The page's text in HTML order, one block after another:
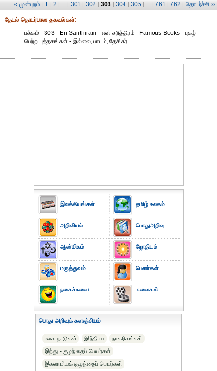
‹‹ முன்புறம் | 1 | 2 | ... | 301 | 302 | 303 | 304 | 305 | ... | 761 | 762 | தொடர்ச்சி ››
தேட‌ல் தொட‌ர்பான தகவ‌ல்க‌ள்:
பக்கம் - 303 - En Sarithiram - என் சரித்திரம் - Famous Books - புகழ்
பெற்ற புத்தகங்கள் - இல்லை, பாடம், தேசிகர்
இலக்கியங்கள்
அறிவியல்
ஆன்மிகம்
மருத்துவம்
நகைச்சுவை
தமிழ் உலகம்
பொதுஅறிவு
ஜோதிடம்
பெண்கள்
கலைகள்
பொது அறிவுக் களஞ்சியம்
உலக நாடுகள் இந்தியா
நாகரிகங்கள்
இந்து - குழந்தைப் பெயர்கள்
இசுலாமியக் குழந்தைப் பெயர்கள்